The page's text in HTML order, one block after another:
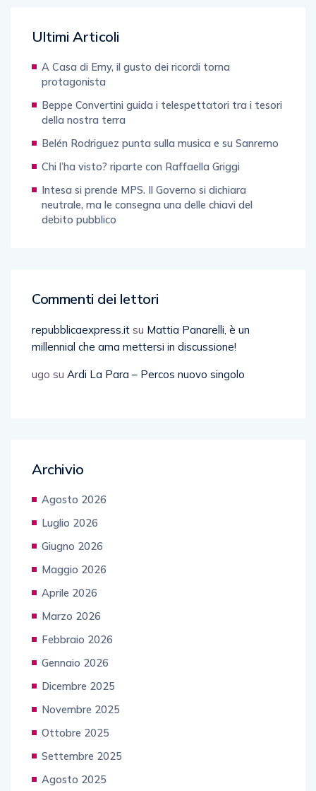
Ultimi Articoli
A Casa di Emy, il gusto dei ricordi torna
protagonista
Beppe Convertini guida i telespettatori tra i tesori
della nostra terra
Belén Rodriguez punta sulla musica e su Sanremo
Chi l’ha visto? riparte con Raffaella Griggi
Intesa si prende MPS. Il Governo si dichiara
neutrale, ma le consegna una delle chiavi del
debito pubblico
Commenti dei lettori
repubblicaexpress.it su Mattia Panarelli, è un
millennial che ama mettersi in discussione!
ugo su Ardi La Para – Percos nuovo singolo
Archivio
Agosto 2026
Luglio 2026
Giugno 2026
Maggio 2026
Aprile 2026
Marzo 2026
Febbraio 2026
Gennaio 2026
Dicembre 2025
Novembre 2025
Ottobre 2025
Settembre 2025
Agosto 2025